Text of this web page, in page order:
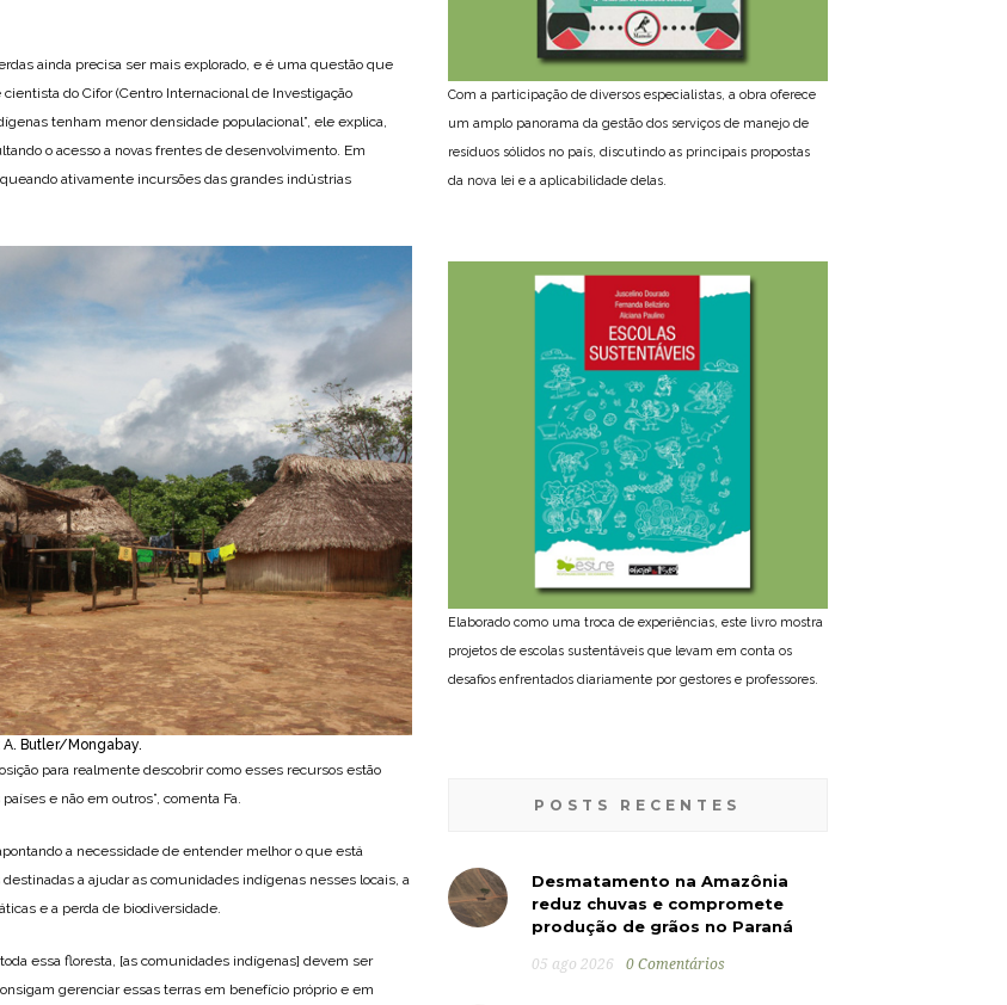
ainda precisa ser mais explorado, e é uma questão que
do Cifor (Centro Internacional de Investigação
tenham menor densidade populacional”, ele explica,
o acesso a novas frentes de desenvolvimento. Em
ativamente incursões das grandes indústrias
Butler/Mongabay.
para realmente descobrir como esses recursos estão
e não em outros”, comenta Fa.
a necessidade de entender melhor o que está
a ajudar as comunidades indígenas nesses locais, a
e a perda de biodiversidade.
essa floresta, [as comunidades indígenas] devem ser
gerenciar essas terras em benefício próprio e em
Com a participação de diversos especialistas, a obra oferece
um amplo panorama da gestão dos serviços de manejo de
resíduos sólidos no país, discutindo as principais propostas
da nova lei e a aplicabilidade delas.
Elaborado como uma troca de experiências, este livro mostra
projetos de escolas sustentáveis que levam em conta os
desafios enfrentados diariamente por gestores e professores.
POSTS RECENTES
Desmatamento na Amazônia
reduz chuvas e compromete
produção de grãos no Paraná
05 ago 2026 0 Comentários